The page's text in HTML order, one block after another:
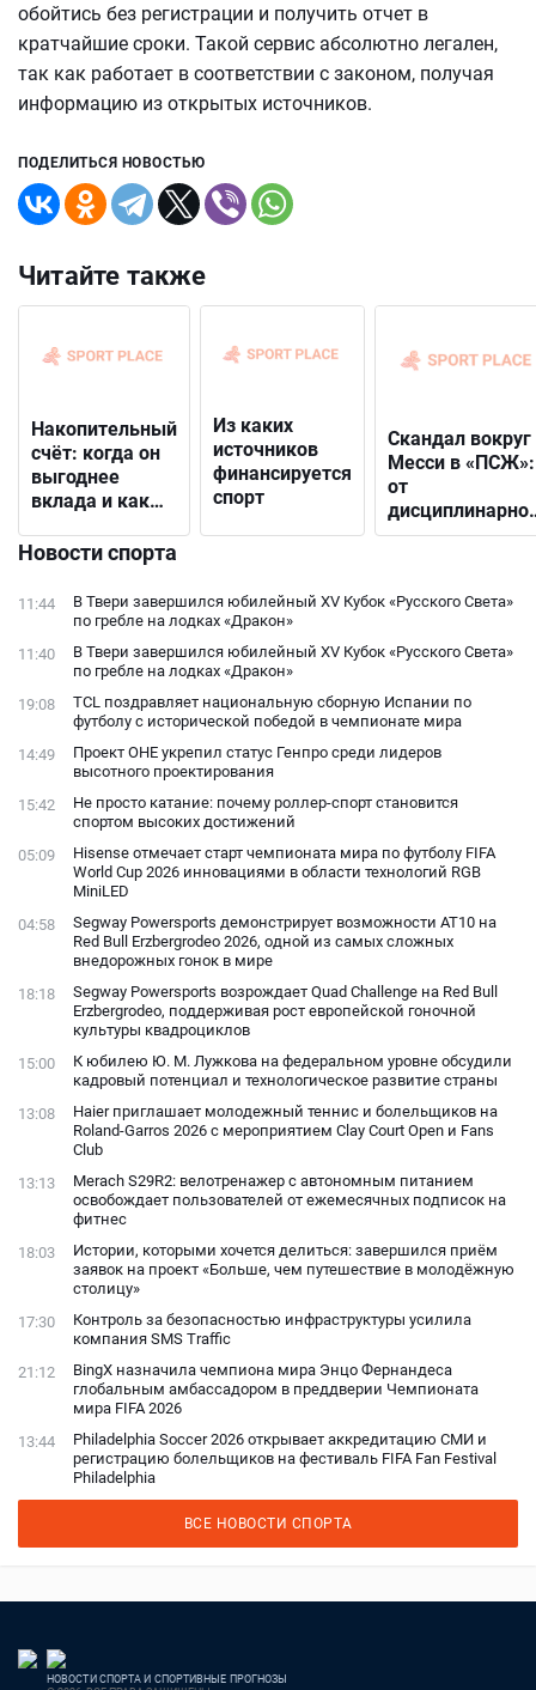
обойтись без регистрации и получить отчет в
кратчайшие сроки. Такой сервис абсолютно легален,
так как работает в соответствии с законом, получая
информацию из открытых источников.
ПОДЕЛИТЬСЯ НОВОСТЬЮ
Читайте также
Накопительный
счёт: когда он
выгоднее
вклада и как
подходящий
Из каких
источников
финансируется
спорт
Скандал вокруг
Месси в «ПСЖ»:
от
решения до
фанатами
Новости спорта
11:44
В Твери завершился юбилейный XV Кубок «Русского Света»
по гребле на лодках «Дракон»
11:40
В Твери завершился юбилейный XV Кубок «Русского Света»
по гребле на лодках «Дракон»
19:08
TCL поздравляет национальную сборную Испании по
футболу с исторической победой в чемпионате мира
14:49
Проект ОНЕ укрепил статус Генпро среди лидеров
высотного проектирования
15:42
Не просто катание: почему роллер-спорт становится
спортом высоких достижений
05:09
Hisense отмечает старт чемпионата мира по футболу FIFA
World Cup 2026 инновациями в области технологий RGB
MiniLED
04:58
Segway Powersports демонстрирует возможности AT10 на
Red Bull Erzbergrodeo 2026, одной из самых сложных
внедорожных гонок в мире
18:18
Segway Powersports возрождает Quad Challenge на Red Bull
Erzbergrodeo, поддерживая рост европейской гоночной
культуры квадроциклов
15:00
К юбилею Ю. М. Лужкова на федеральном уровне обсудили
кадровый потенциал и технологическое развитие страны
13:08
Haier приглашает молодежный теннис и болельщиков на
Roland-Garros 2026 с мероприятием Clay Court Open и Fans
Club
13:13
Merach S29R2: велотренажер с автономным питанием
освобождает пользователей от ежемесячных подписок на
фитнес
18:03
Истории, которыми хочется делиться: завершился приём
заявок на проект «Больше, чем путешествие в молодёжную
столицу»
17:30
Контроль за безопасностью инфраструктуры усилила
компания SMS Traffic
21:12
BingX назначила чемпиона мира Энцо Фернандеса
глобальным амбассадором в преддверии Чемпионата
мира FIFA 2026
13:44
Philadelphia Soccer 2026 открывает аккредитацию СМИ и
регистрацию болельщиков на фестиваль FIFA Fan Festival
Philadelphia
ВСЕ НОВОСТИ СПОРТА
НОВОСТИ СПОРТА И СПОРТИВНЫЕ ПРОГНОЗЫ